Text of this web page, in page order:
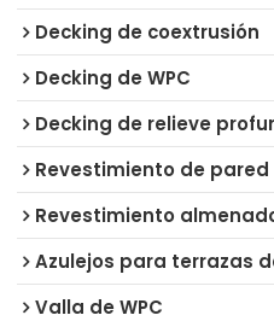
Decking de coextrusión
Decking de WPC
Decking de relieve
Revestimiento de pared
Revestimiento
Azulejos para terrazas
Valla de WPC